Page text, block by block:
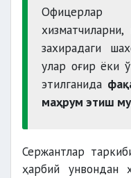
Офицерлар
захирадаги
улар оғир ёки
этилганида
маҳрум этиш
Сержантлар
ҳарбий унвондан